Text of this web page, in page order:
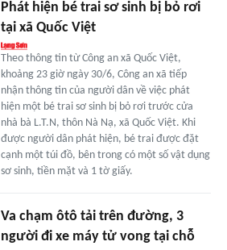
Phát hiện bé trai sơ sinh bị bỏ rơi
tại xã Quốc Việt
Theo thông tin từ Công an xã Quốc Việt,
khoảng 23 giờ ngày 30/6, Công an xã tiếp
nhận thông tin của người dân về việc phát
hiện một bé trai sơ sinh bị bỏ rơi trước cửa
nhà bà L.T.N, thôn Nà Nạ, xã Quốc Việt. Khi
được người dân phát hiện, bé trai được đặt
cạnh một túi đồ, bên trong có một số vật dụng
sơ sinh, tiền mặt và 1 tờ giấy.
Va chạm ôtô tải trên đường, 3
người đi xe máy tử vong tại chỗ